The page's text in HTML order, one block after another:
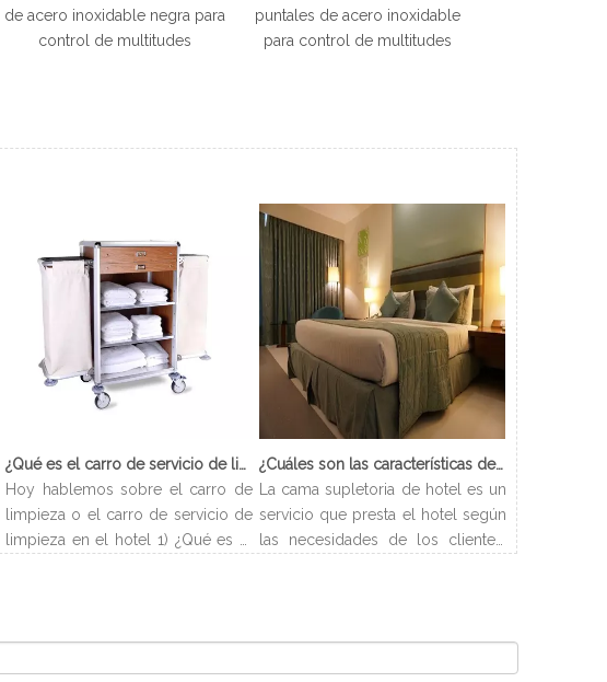
puntales de acero inoxidable
para control de multitudes
de acero inoxidable para cola
de control de multitudes
¿Qué es el carro de servicio de limpieza?
Hoy hablemos sobre el carro de
limpieza o el carro de servicio de
limpieza en el hotel 1) ¿Qué es el
suministros necesarios para los
¿Cuáles son las características de Hotel Cama Supletoria?
La cama supletoria de hotel es un
servicio que presta el hotel según
las necesidades de los clientes.
los clientes. Y este artículo